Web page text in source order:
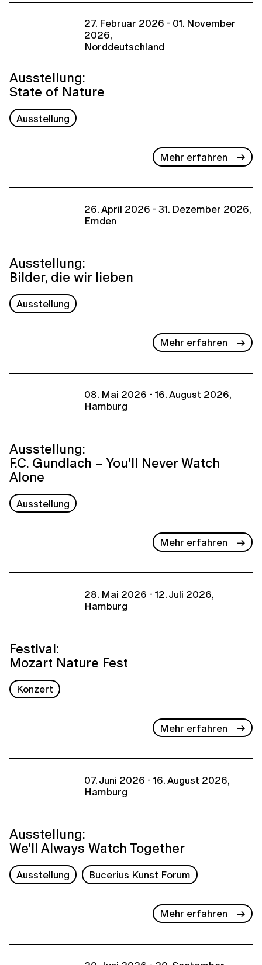
27. Februar 2026 - 01. November
2026,
Norddeutschland
Ausstellung:
State of Nature
Ausstellung
Mehr erfahren
26. April 2026 - 31. Dezember 2026,
Emden
Ausstellung:
Bilder, die wir lieben
Ausstellung
Mehr erfahren
08. Mai 2026 - 16. August 2026,
Hamburg
Ausstellung:
F.C. Gundlach – You'll Never Watch
Alone
Ausstellung
Mehr erfahren
28. Mai 2026 - 12. Juli 2026,
Hamburg
Festival:
Mozart Nature Fest
Konzert
Mehr erfahren
07. Juni 2026 - 16. August 2026,
Hamburg
Ausstellung:
We'll Always Watch Together
Ausstellung Bucerius Kunst Forum
Mehr erfahren